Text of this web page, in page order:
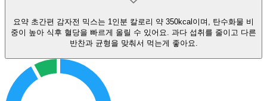
요약 초간편 감자전 믹스는 1인분 칼로리 약 350kcal이며, 탄수화물 비
중이 높아 식후 혈당을 빠르게 올릴 수 있어요. 과다 섭취를 줄이고 다른
반찬과 균형을 맞춰서 먹는게 좋아요.